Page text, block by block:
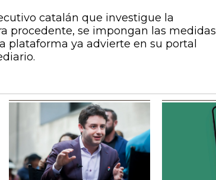
catalán que investigue la
procedente, se impongan las medidas
plataforma ya advierte en su portal